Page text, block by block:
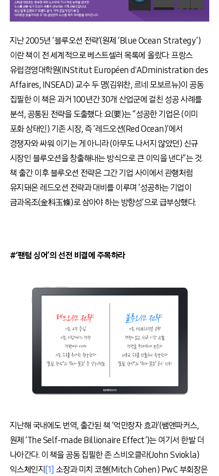
지난 2005년 ‘블루오션 전략’(원제 ‘Blue Ocean Strategy’)
이란 책이 전 세계적으로 베스트셀러 목록에 올랐다. 프랑스
유럽경영대학원(INStitut Européen d'ADministration des
Affaires, INSEAD) 교수 두 명(김위찬, 르네 모보르뉴)이 공동
집필한 이 책은 과거 100년간 30개 산업군에 걸친 성공 사례를
분석, 공통된 전략을 도출했다. 요(要)는 “성공한 기업은 (이미
포화 상태인) 기존 시장, 즉 ‘레드오션(Red Ocean)’에서
경쟁자와 싸워 이기는 게 아니라 (아무도 나서지 않았던) 신규
시장인 블루오션을 창출해내는 방식으로 큰 이익을 낸다”는 것.
책 출간 이후 블루오션 전략은 그간 기업 사이에서 관행처럼
유지돼온 레드오션 전략과 대비를 이루며 ‘성공하는 기업이
금과옥조(金科玉條)로 삼아야 하는 방향성’으로 급부상했다.
#‘팬텀 싱어’의 선전 비결에 주목하라
지난해 국내에도 번역, 출간된 책 ‘억만장자 효과’(쌤앤파커스,
원제 ‘The Self-made Billionaire Effect’)는 여기서 한발 더
나아간다. 이 책을 공동 집필한 존 스비오클라(John Sviokla)
익스체인지 [1] 소장과 미치 코헨(Mitch Cohen) PwC 부회장은